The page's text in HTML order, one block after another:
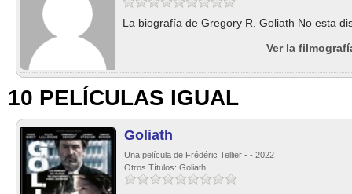
La biografía de Gregory R. Goliath No esta
Ver la
10 PELÍCULAS IGUAL
Goliath
Una película de Frédéric Tellier - - 2022
Otros Títulos: Goliath